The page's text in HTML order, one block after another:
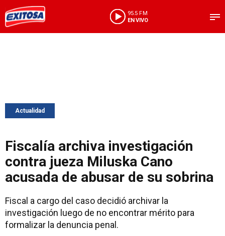
95.5 FM
EN VIVO
Actualidad
Fiscalía archiva investigación
contra jueza Miluska Cano
acusada de abusar de su sobrina
Fiscal a cargo del caso decidió archivar la
investigación luego de no encontrar mérito para
formalizar la denuncia penal.